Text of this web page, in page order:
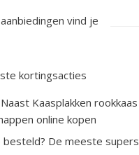
vind je
kortingsacties
Kaasplakken rookkaas
online kopen
besteld? De meeste supers